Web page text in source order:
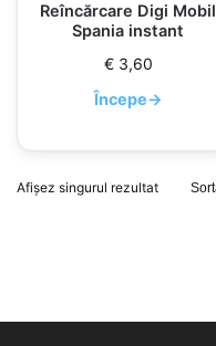
Reîncărcare Digi Mobil
Spania instant
€3,60
Începe→
Afișez singurul rezultat